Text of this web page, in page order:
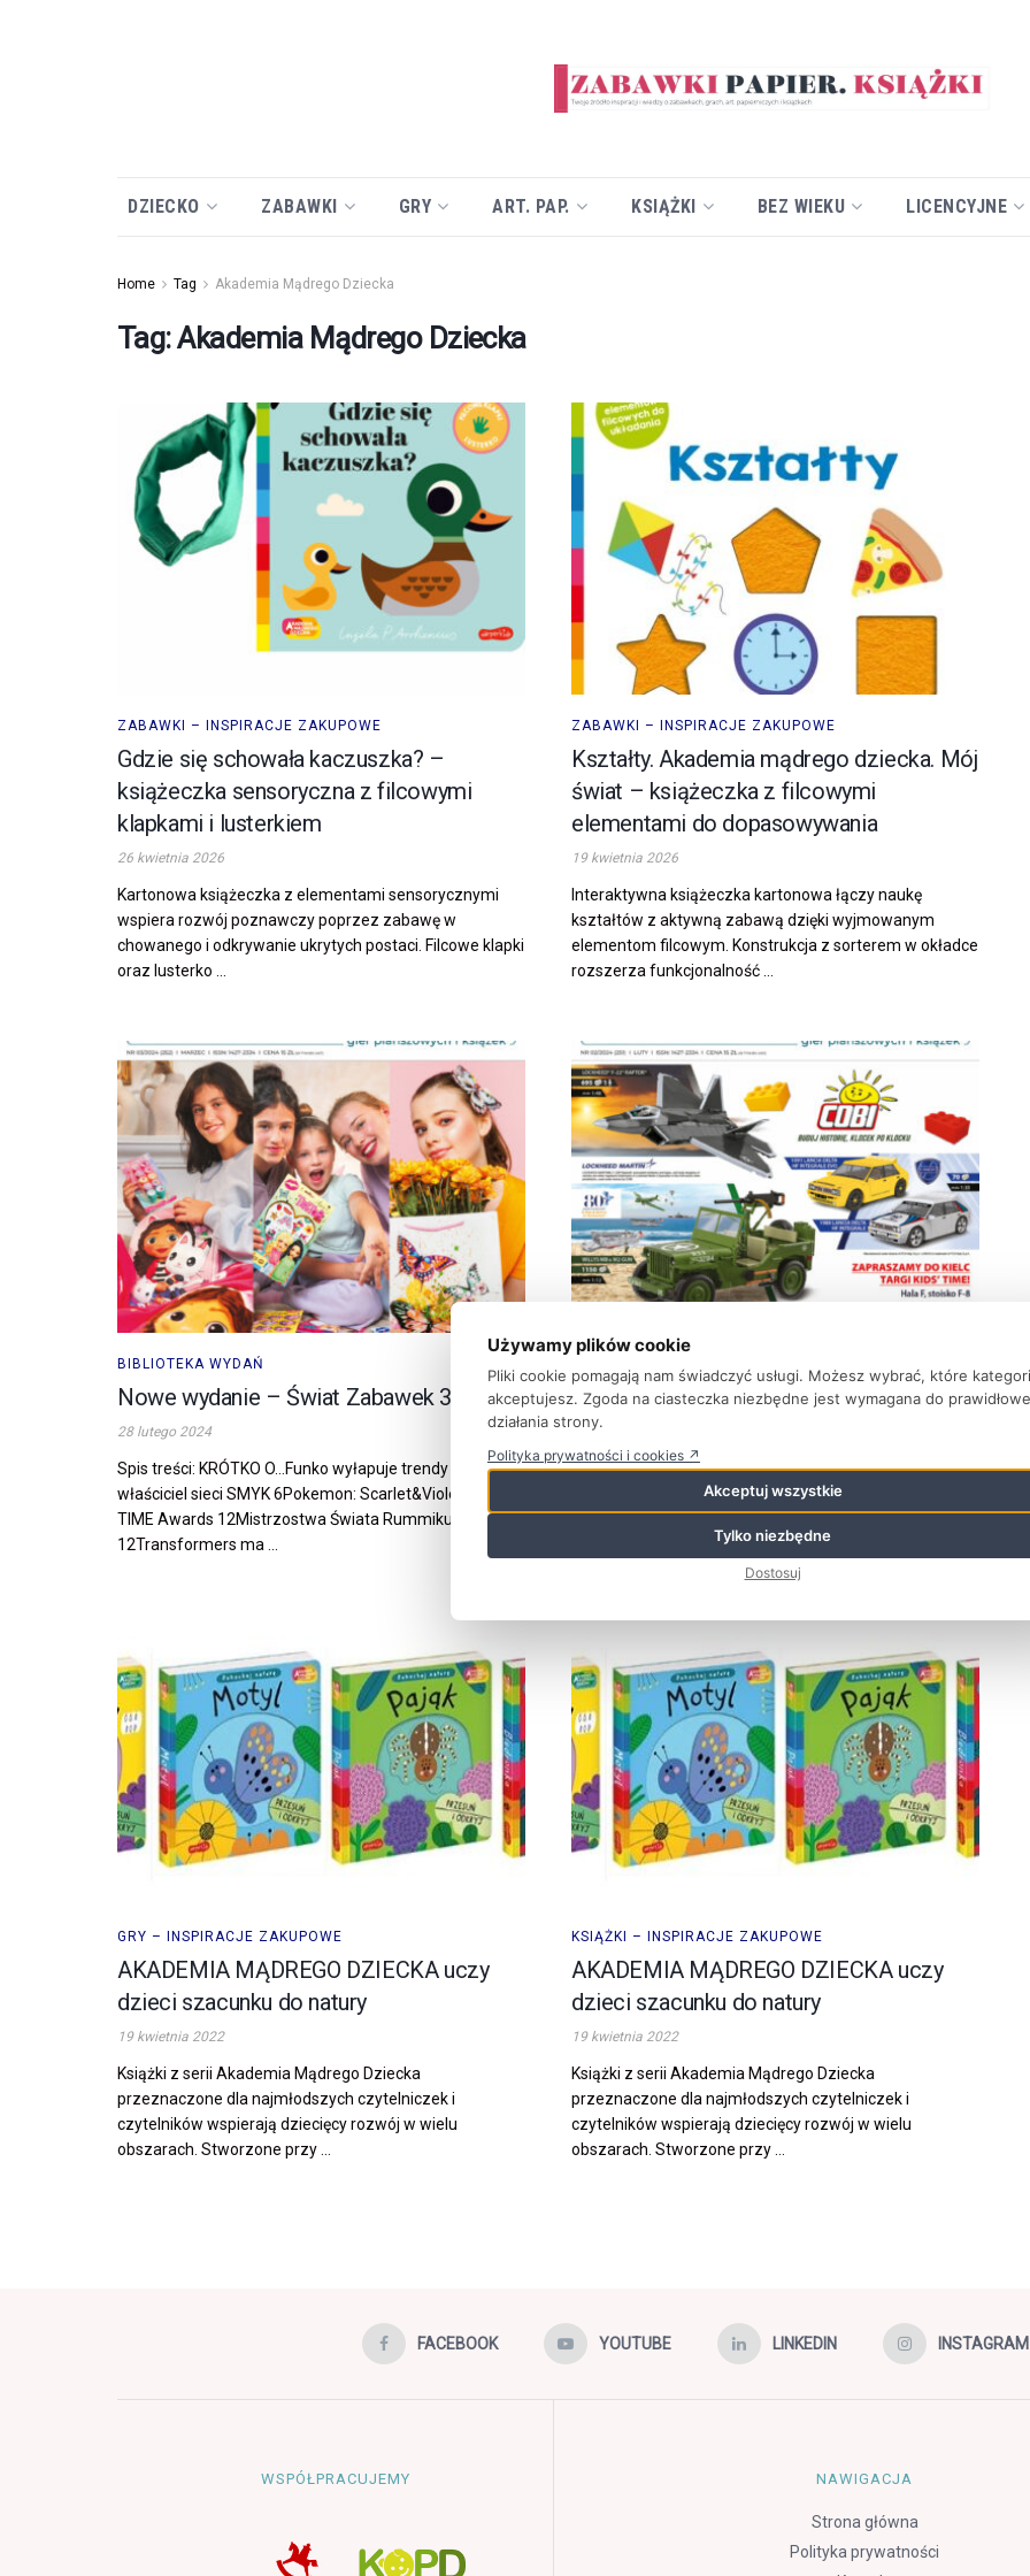
DZIECKO ZABAWKI GRY ART. PAP. KSIĄŻKI BEZ WIEKU LICENCYJNE
Home Tag Akademia Mądrego Dziecka
Tag:Akademia Mądrego Dziecka
ZABAWKI – INSPIRACJE ZAKUPOWE
Gdzie się schowała kaczuszka? –
książeczka sensoryczna z filcowymi
klapkami i lusterkiem
26 kwietnia 2026
Kartonowa książeczka z elementami sensorycznymi
wspiera rozwój poznawczy poprzez zabawę w
chowanego i odkrywanie ukrytych postaci. Filcowe klapki
oraz lusterko ...
ZABAWKI – INSPIRACJE ZAKUPOWE
Kształty. Akademia mądrego dziecka. Mój
świat – książeczka z filcowymi
elementami do dopasowywania
19 kwietnia 2026
Interaktywna książeczka kartonowa łączy naukę
kształtów z aktywną zabawą dzięki wyjmowanym
elementom filcowym. Konstrukcja z sorterem w okładce
rozszerza funkcjonalność ...
BIBLIOTEKA WYDAŃ
Nowe wydanie – Świat Zabawek 3/2024
28 lutego 2024
Spis treści: KRÓTKO O…Funko wyłapuje trendy 6Nowy
właściciel sieci SMYK 6Pokemon: Scarlet&Violet 6KIDS’
TIME Awards 12Mistrzostwa Świata Rummikub
12Transformers ma ...
Nowe wydanie Świat Zabawek 2/2024
13 lutego 2024
Spis treści: KRÓTKO O…Akademia Pana Kleksa
oczarowała widzów 5MZ Targi Zabawek 5Ateneum
oficjalnym dystrybutorem LEGO 6Kontraktacje w
Pandzie 6Spin Master ...
GRY – INSPIRACJE ZAKUPOWE
AKADEMIA MĄDREGO DZIECKA uczy
dzieci szacunku do natury
19 kwietnia 2022
Książki z serii Akademia Mądrego Dziecka
przeznaczone dla najmłodszych czytelniczek i
czytelników wspierają dziecięcy rozwój w wielu
obszarach. Stworzone przy ...
KSIĄŻKI – INSPIRACJE ZAKUPOWE
AKADEMIA MĄDREGO DZIECKA uczy
dzieci szacunku do natury
19 kwietnia 2022
Książki z serii Akademia Mądrego Dziecka
przeznaczone dla najmłodszych czytelniczek i
czytelników wspierają dziecięcy rozwój w wielu
obszarach. Stworzone przy ...
FACEBOOK YOUTUBE LINKEDIN INSTAGRAM
WSPÓŁPRACUJEMY NAWIGACJA
Strona główna
Polityka prywatności
Używamy plików cookie
Pliki cookie pomagają nam świadczyć usługi. Możesz wybrać, które
akceptujesz. Zgoda na ciasteczka niezbędne jest wymagana do
działania strony.
Polityka prywatności i cookies ↗
Akceptuj wszystkie
Tylko niezbędne
Dostosuj